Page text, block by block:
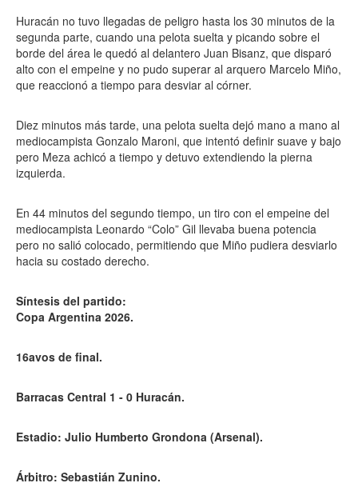
Huracán no tuvo llegadas de peligro hasta los 30 minutos de la
segunda parte, cuando una pelota suelta y picando sobre el
borde del área le quedó al delantero Juan Bisanz, que disparó
alto con el empeine y no pudo superar al arquero Marcelo Miño,
que reaccionó a tiempo para desviar al córner.
Diez minutos más tarde, una pelota suelta dejó mano a mano al
mediocampista Gonzalo Maroni, que intentó definir suave y bajo
pero Meza achicó a tiempo y detuvo extendiendo la pierna
izquierda.
En 44 minutos del segundo tiempo, un tiro con el empeine del
mediocampista Leonardo “Colo” Gil llevaba buena potencia
pero no salió colocado, permitiendo que Miño pudiera desviarlo
hacia su costado derecho.
Síntesis del partido:
Copa Argentina 2026.
16avos de final.
Barracas Central 1 - 0 Huracán.
Estadio: Julio Humberto Grondona (Arsenal).
Árbitro: Sebastián Zunino.